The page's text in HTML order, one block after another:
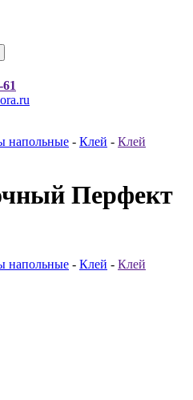
напольные - Клей - Клей
Перфект
напольные - Клей - Клей